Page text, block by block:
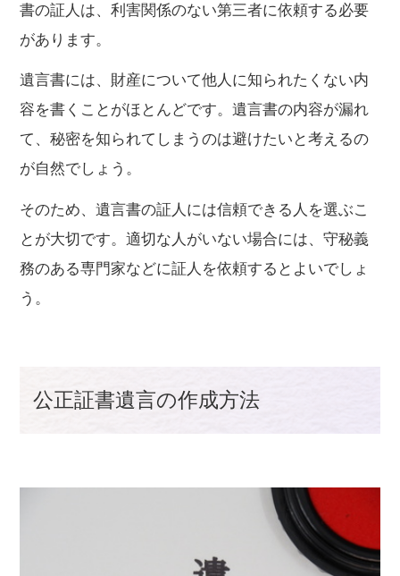
書の証人は、利害関係のない第三者に依頼する必要
があります。
遺言書には、財産について他人に知られたくない内
容を書くことがほとんどです。遺言書の内容が漏れ
て、秘密を知られてしまうのは避けたいと考えるの
が自然でしょう。
そのため、遺言書の証人には信頼できる人を選ぶこ
とが大切です。適切な人がいない場合には、守秘義
務のある専門家などに証人を依頼するとよいでしょ
う。
公正証書遺言の作成方法